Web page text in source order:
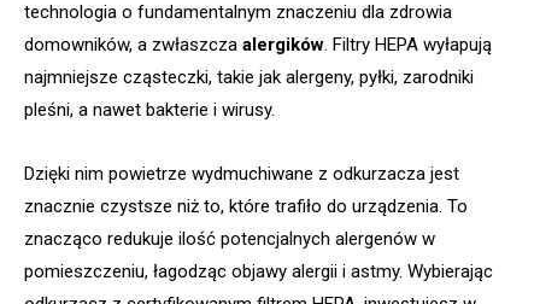
technologia o fundamentalnym znaczeniu dla zdrowia
domowników, a zwłaszcza alergików. Filtry HEPA wyłapują
najmniejsze cząsteczki, takie jak alergeny, pyłki, zarodniki
pleśni, a nawet bakterie i wirusy.
Dzięki nim powietrze wydmuchiwane z odkurzacza jest
znacznie czystsze niż to, które trafiło do urządzenia. To
znacząco redukuje ilość potencjalnych alergenów w
pomieszczeniu, łagodząc objawy alergii i astmy. Wybierając